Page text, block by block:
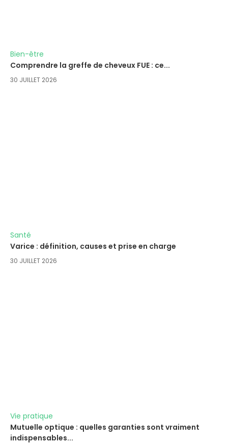
Bien-être
Comprendre la greffe de cheveux FUE : ce...
30 JUILLET 2026
Santé
Varice : définition, causes et prise en charge
30 JUILLET 2026
Vie pratique
Mutuelle optique : quelles garanties sont vraiment
indispensables...